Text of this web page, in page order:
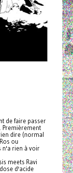
de faire passer
Premièrement
dire (normal
ou
n'a rien à voir
meets Ravi
d'acide